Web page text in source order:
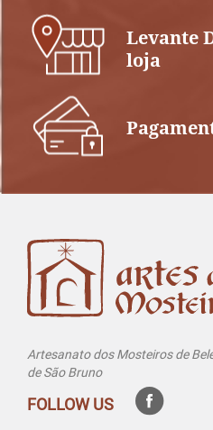
Levante
loja
Artesanato dos Mosteiros de
de São Bruno
FOLLOW US